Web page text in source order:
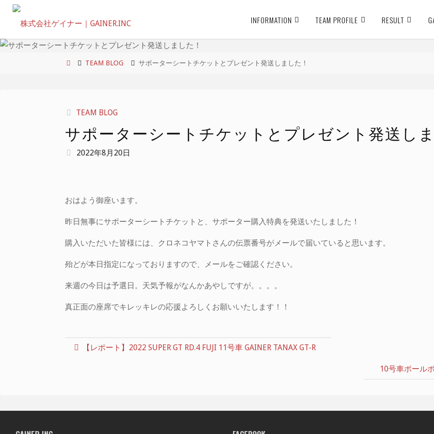
ン
INFORMATION TEAM PROFILE RESULT
ホ
TEAM BLOG サポーターシートチケットとプレゼント発送しました！
TEAM BLOG
サポーターシートチケットとプレゼント発送し
2022年8月20日
おはよう御座います。
昨日無事にサポーターシートチケットと、サポーター購入特典を発送いたしました！
購入いただいた皆様には、クロネコヤマトさんの伝票番号がメールで届いていると思います。
殆どが本日指定になっておりますので、メールをご確認ください。
来週の今日は予選日。天気予報がなんかあやしですが。。。。
真正面の座席でキレッキレの応援よろしくお願いいたします！！
【レポート】2022 SUPER GT RD.4 FUJI 11号車 GAINER TANAX GT-R
10号車ポール